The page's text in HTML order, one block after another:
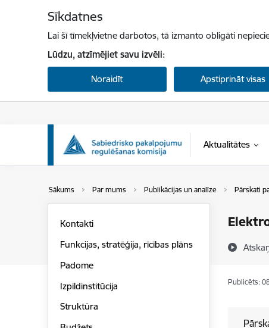
Sīkdatnes
Lai šī tīmekļvietne darbotos, tā izmanto obligāti
Lūdzu, atzīmējiet savu izvēli:
Noraidīt Apstiprināt visas
Aktualitātes
Sākums Par mums Publikācijas un analīze Pārskati
Kontakti
Funkcijas, stratēģija, rīcības plāns
Padome
Izpildinstitūcija
Struktūra
Publicēts: